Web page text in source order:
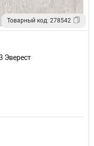
Товарный код: 278542
Эверест